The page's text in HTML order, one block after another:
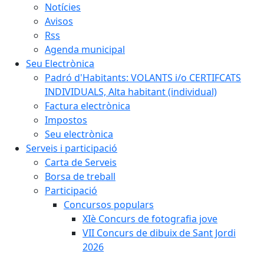
Notícies
Avisos
Rss
Agenda municipal
Seu Electrònica
Padró d'Habitants: VOLANTS i/o CERTIFCATS
INDIVIDUALS, Alta habitant (individual)
Factura electrònica
Impostos
Seu electrònica
Serveis i participació
Carta de Serveis
Borsa de treball
Participació
Concursos populars
XIè Concurs de fotografia jove
VII Concurs de dibuix de Sant Jordi
2026